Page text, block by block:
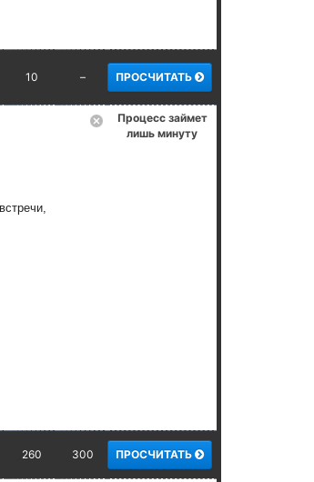
10 – ПРОСЧИТАТЬ
Процесс займет
лишь минуту
260 300 ПРОСЧИТАТЬ